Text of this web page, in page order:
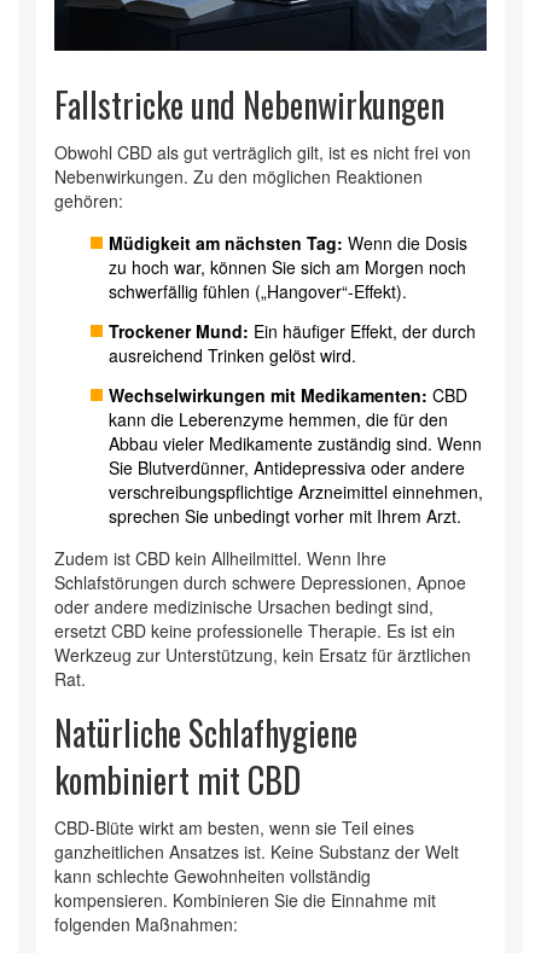
Fallstricke und Nebenwirkungen
Obwohl CBD als gut verträglich gilt, ist es nicht frei von
Nebenwirkungen. Zu den möglichen Reaktionen
gehören:
Müdigkeit am nächsten Tag: Wenn die Dosis
zu hoch war, können Sie sich am Morgen noch
schwerfällig fühlen („Hangover“-Effekt).
Trockener Mund: Ein häufiger Effekt, der durch
ausreichend Trinken gelöst wird.
Wechselwirkungen mit Medikamenten: CBD
kann die Leberenzyme hemmen, die für den
Abbau vieler Medikamente zuständig sind. Wenn
Sie Blutverdünner, Antidepressiva oder andere
verschreibungspflichtige Arzneimittel einnehmen,
sprechen Sie unbedingt vorher mit Ihrem Arzt.
Zudem ist CBD kein Allheilmittel. Wenn Ihre
Schlafstörungen durch schwere Depressionen, Apnoe
oder andere medizinische Ursachen bedingt sind,
ersetzt CBD keine professionelle Therapie. Es ist ein
Werkzeug zur Unterstützung, kein Ersatz für ärztlichen
Rat.
Natürliche Schlafhygiene
kombiniert mit CBD
CBD-Blüte wirkt am besten, wenn sie Teil eines
ganzheitlichen Ansatzes ist. Keine Substanz der Welt
kann schlechte Gewohnheiten vollständig
kompensieren. Kombinieren Sie die Einnahme mit
folgenden Maßnahmen: